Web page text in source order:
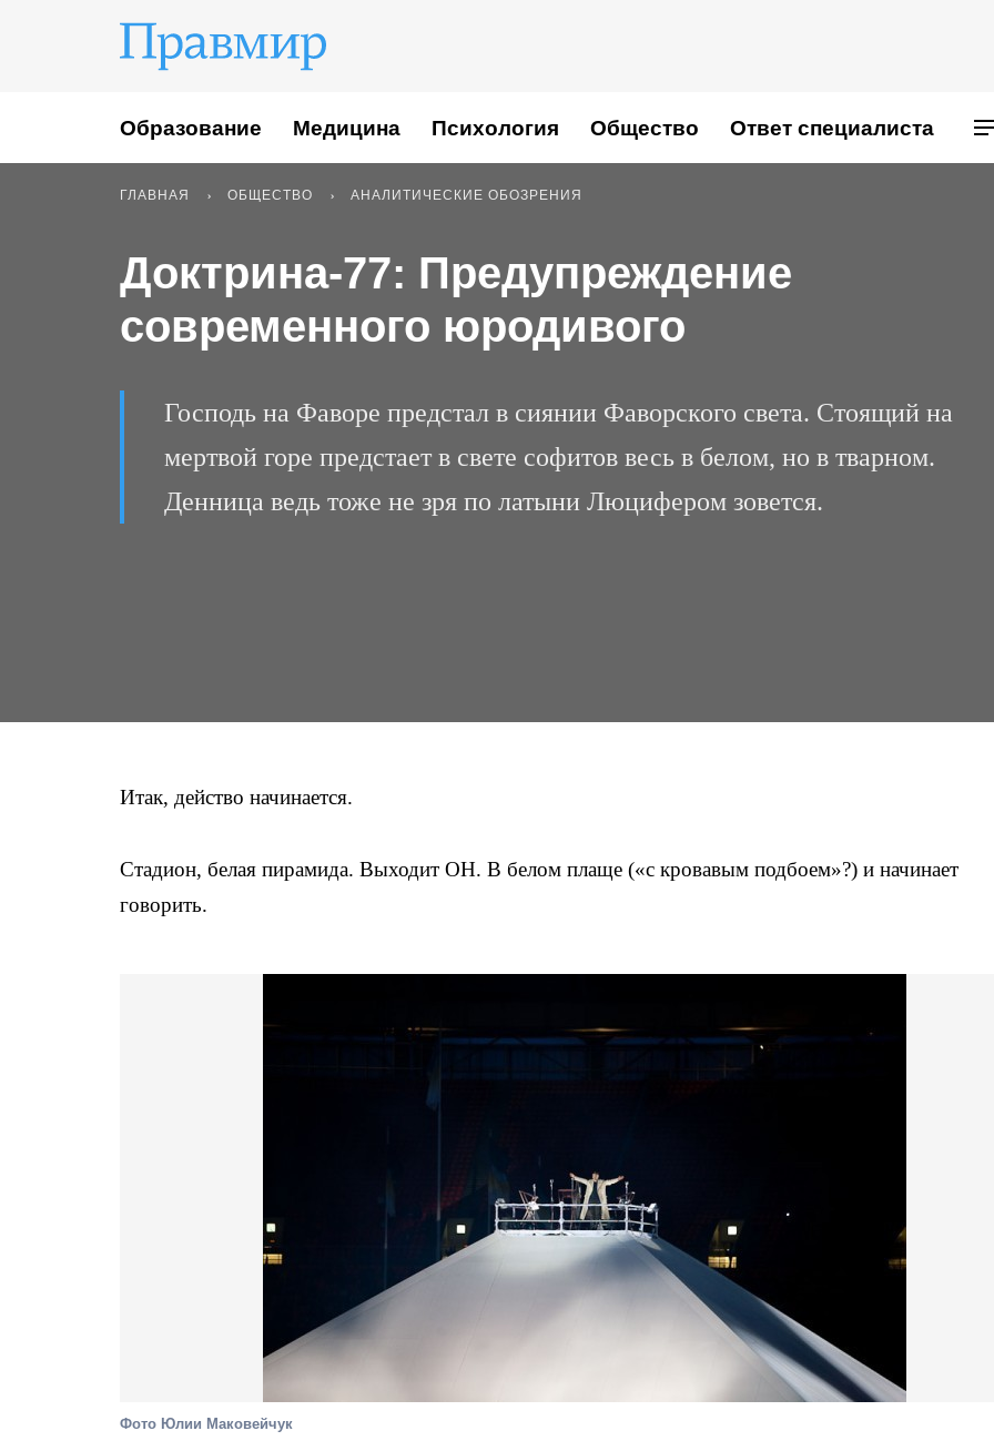
Образование Медицина Психология Общество Ответ специалиста
ГЛАВНАЯ ОБЩЕСТВО АНАЛИТИЧЕСКИЕ ОБОЗРЕНИЯ
Доктрина-77: Предупреждение
современного юродивого
Господь на Фаворе предстал в сиянии Фаворского света. Стоящий на
мертвой горе предстает в свете софитов весь в белом, но в тварном.
Денница ведь тоже не зря по латыни Люцифером зовется.
Итак, действо начинается.
Стадион, белая пирамида. Выходит ОН. В белом плаще («с кровавым подбоем»?) и начинает
говорить.
Фото Юлии Маковейчук